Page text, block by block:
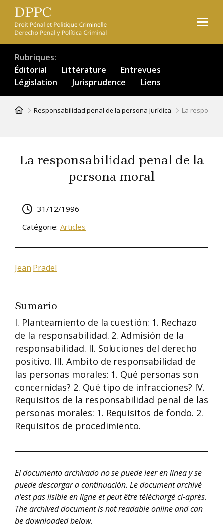
Aller
contenu
principal
Rubriques
Éditorial
Littérature
Entrevues
Législation
Jurisprudence Liens
Fil
d'Ariane
Responsabilidad penal de la persona jurídica La
La responsabilidad penal de la
persona moral
31/12/1996
Catégorie: Articles
Jean Pradel
Sumario
I. Planteamiento de la cuestión: 1. Rechazo
de la responsabilidad. 2. Admisión de la
responsabilidad. II. Soluciones del derecho
positivo. III. Ambito de responsabilidad de
las personas morales: 1. Qué personas son
concernidas? 2. Qué tipo de infracciones? IV.
Requisitos de la responsabilidad penal de las
personas morales: 1. Requisitos de fondo. 2.
Requisitos de procedimiento.
El documento archivado no se puede leer en línea y se
puede descargar a continuación. Le document archivé
n'est pas lisible en ligne et peut être téléchargé ci-après.
The archived document is not readable online and can
be downloaded below.